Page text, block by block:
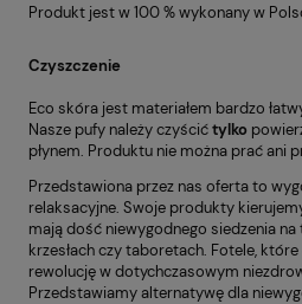
Produkt jest w 100 % wykonany w
Czyszczenie
Eco skóra jest materiałem bardzo
Nasze pufy należy czyścićtylko
płynem. Produktu nie można prać ani
Przedstawiona przez nas oferta to
relaksacyjne. Swoje produkty
mają dość niewygodnego siedzenia
krzesłach czy taboretach. Fotele,
rewolucję w dotychczasowym
Przedstawiamy alternatywę dla